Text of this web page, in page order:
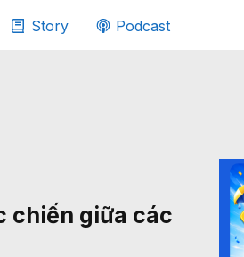
Story Podcast
chiến giữa các